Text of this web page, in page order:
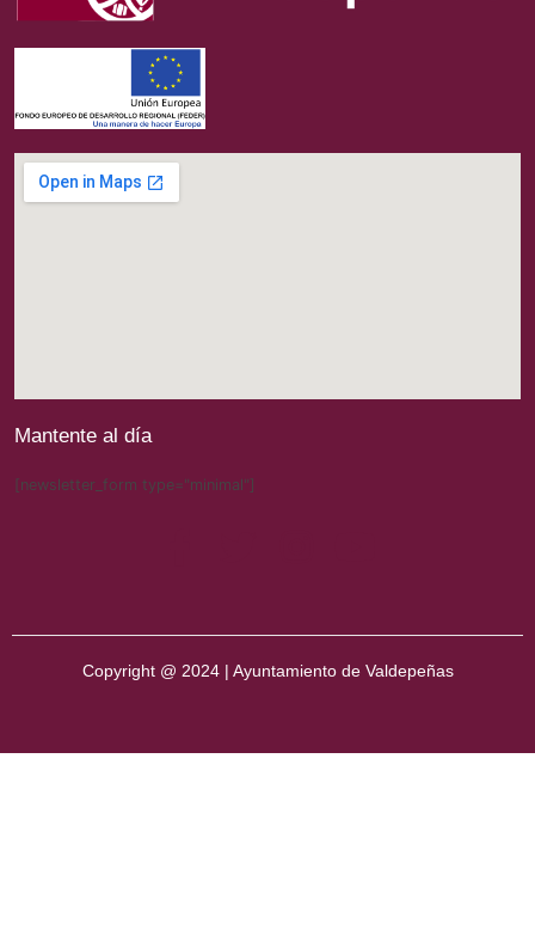
Mantente al día
[newsletter_form type="minimal"]
Copyright @ 2024 | Ayuntamiento de Valdepeñas